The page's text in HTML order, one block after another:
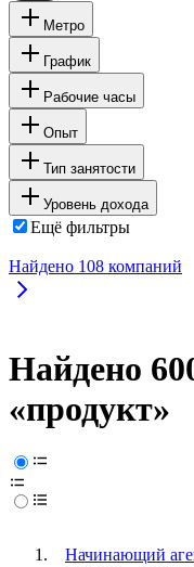
Метро
График
Рабочие часы
Опыт
Тип занятости
Уровень дохода
Ещё фильтры
Найдено 108 компаний
Найдено
«продукт»
Начинающий